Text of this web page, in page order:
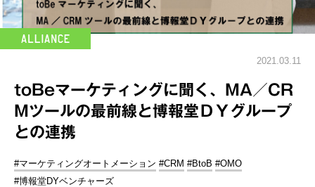
2021.03.11
toBeマーケティングに聞く、MA／CR
Mツールの最前線と博報堂ＤＹグループ
との連携
#マーケティングオートメーション #CRM #BtoB #OMO
#博報堂DYベンチャーズ